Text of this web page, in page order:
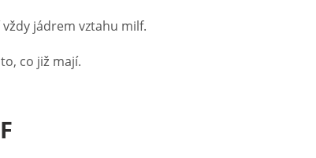
jádrem vztahu milf.
co již mají.